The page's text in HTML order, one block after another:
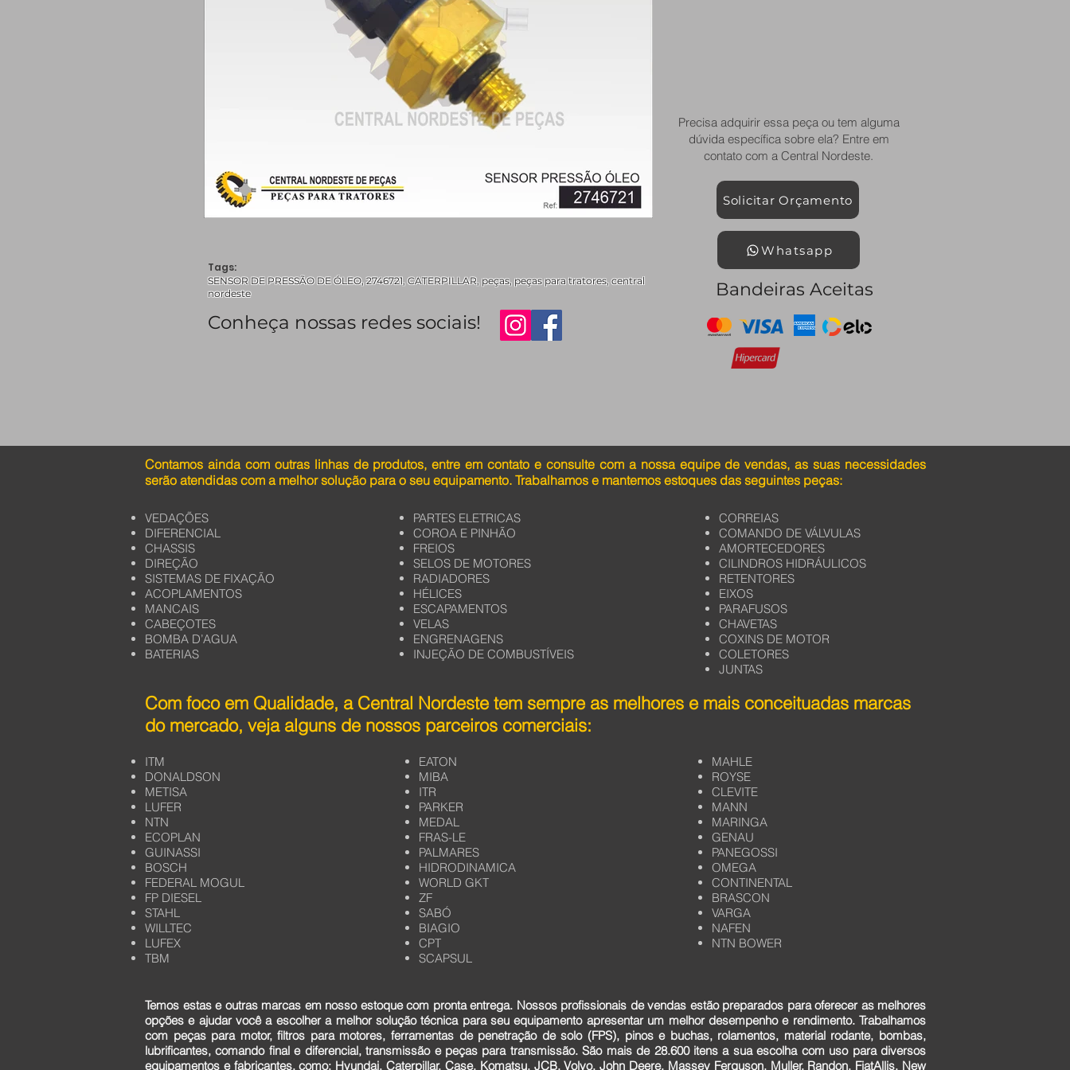
Precisa adquirir essa peça ou tem alguma
dúvida específica sobre ela? Entre em
contato com a Central Nordeste.
Solicitar Orçamento
Whatsapp
Bandeiras Aceitas
SENSOR DE PRESSÃO DE ÓLEO, 2746721, CATERPILLAR, peças, peças para tratores, central
nordeste
Conheça nossas redes sociais!
Tags:
Contamos ainda com outras linhas de produtos, entre em contato e consulte com a nossa equipe de vendas, as suas necessidades
serão atendidas com a melhor solução para o seu equipamento. Trabalhamos e mantemos estoques das seguintes peças:
VEDAÇÕES
DIFERENCIAL
CHASSIS
DIREÇÃO
SISTEMAS DE FIXAÇÃO
ACOPLAMENTOS
MANCAIS
CABEÇOTES
BOMBA D’AGUA
BATERIAS
PARTES ELETRICAS
COROA E PINHÃO
FREIOS
SELOS DE MOTORES
RADIADORES
HÉLICES
ESCAPAMENTOS
VELAS
ENGRENAGENS
INJEÇÃO DE COMBUSTÍVEIS
CORREIAS
COMANDO DE VÁLVULAS
AMORTECEDORES
CILINDROS HIDRÁULICOS
RETENTORES
EIXOS
PARAFUSOS
CHAVETAS
COXINS DE MOTOR
COLETORES
JUNTAS
Com foco em Qualidade, a Central Nordeste tem sempre as melhores e mais conceituadas marcas
do mercado, veja alguns de nossos parceiros comerciais:
ITM
DONALDSON
METISA
LUFER
NTN
ECOPLAN
GUINASSI
BOSCH
FEDERAL MOGUL
FP DIESEL
STAHL
WILLTEC
LUFEX
TBM
EATON
MIBA
ITR
PARKER
MEDAL
FRAS-LE
PALMARES
HIDRODINAMICA
WORLD GKT
ZF
SABÓ
BIAGIO
CPT
SCAPSUL
MAHLE
ROYSE
CLEVITE
MANN
MARINGA
GENAU
PANEGOSSI
OMEGA
CONTINENTAL
BRASCON
VARGA
NAFEN
NTN BOWER
Temos estas e outras marcas em nosso estoque com pronta entrega. Nossos profissionais de vendas estão preparados para oferecer as melhores
opções e ajudar você a escolher a melhor solução técnica para seu equipamento apresentar um melhor desempenho e rendimento. Trabalhamos
com peças para motor, filtros para motores, ferramentas de penetração de solo (FPS), pinos e buchas, rolamentos, material rodante, bombas,
lubrificantes, comando final e diferencial, transmissão e peças para transmissão. São mais de 28.600 itens a sua escolha com uso para diversos
equipamentos e fabricantes, como: Hyundai, Caterpillar, Case, Komatsu, JCB, Volvo, John Deere, Massey Ferguson, Muller, Randon, FiatAllis, New